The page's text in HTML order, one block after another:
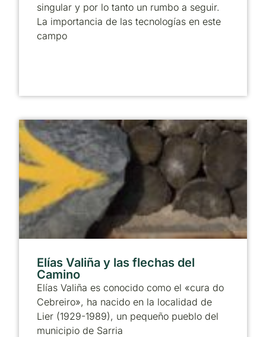
singular y por lo tanto un rumbo a seguir.
La importancia de las tecnologías en este
campo
Elías Valiña y las flechas del
Camino
Elías Valiña es conocido como el «cura do
Cebreiro», ha nacido en la localidad de
Lier (1929-1989), un pequeño pueblo del
municipio de Sarria